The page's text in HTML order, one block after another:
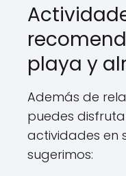
playa y
Además de
puedes
actividades en
sugerimos: